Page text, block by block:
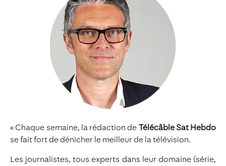
« Chaque semaine, la rédaction de Télécâble Sat Hebdo
se fait fort de dénicher le meilleur de la télévision.
Les journalistes, tous experts dans leur domaine (série,